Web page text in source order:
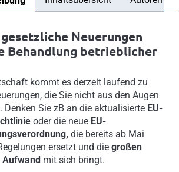
Neuerungen
Behandlung betrieblicher
kommt es derzeit laufend zu
die Sie nicht aus den Augen
Denken Sie zB an die aktualisierte EU-
oder die neue EU-
die bereits ab Mai
ersetzt und die großen
Aufwand mit sich bringt.